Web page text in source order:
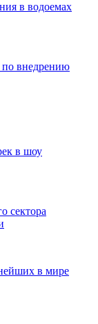
в водоемах
по внедрению
в шоу
сектора
в мире